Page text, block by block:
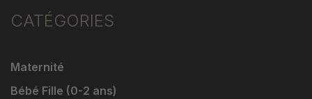
CATÉGORIES
Maternité
Bébé Fille (0-2 ans)